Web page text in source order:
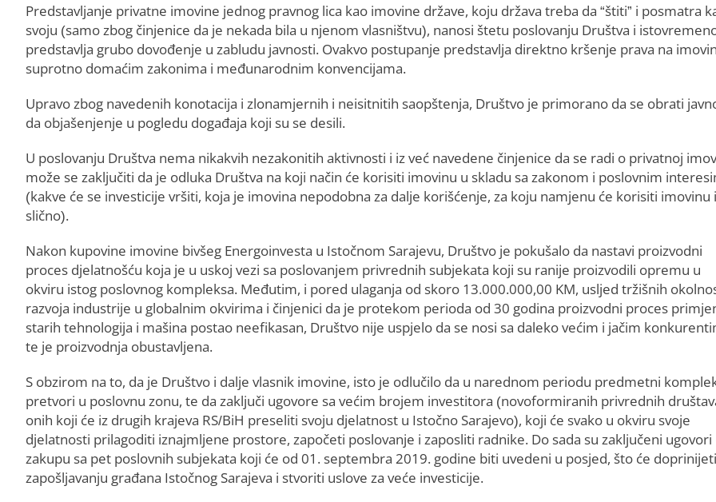
Predstavljanje privatne imovine jednog pravnog lica kao imovine države, koju država treba da “štiti” i posmatra
svoju (samo zbog činjenice da je nekada bila u njenom vlasništvu), nanosi štetu poslovanju Društva i
predstavlja grubo dovođenje u zabludu javnosti. Ovakvo postupanje predstavlja direktno kršenje prava na
suprotno domaćim zakonima i međunarodnim konvencijama.
Upravo zbog navedenih konotacija i zlonamjernih i neisitnitih saopštenja, Društvo je primorano da se obrati
da objašenjenje u pogledu događaja koji su se desili.
U poslovanju Društva nema nikakvih nezakonitih aktivnosti i iz već navedene činjenice da se radi o privatnoj
može se zaključiti da je odluka Društva na koji način će korisiti imovinu u skladu sa zakonom i poslovnim
(kakve će se investicije vršiti, koja je imovina nepodobna za dalje korišćenje, za koju namjenu će korisiti imovinu i
slično).
Nakon kupovine imovine bivšeg Energoinvesta u Istočnom Sarajevu, Društvo je pokušalo da nastavi proizvodni
proces djelatnošću koja je u uskoj vezi sa poslovanjem privrednih subjekata koji su ranije proizvodili opremu u
okviru istog poslovnog kompleksa. Međutim, i pored ulaganja od skoro 13.000.000,00 KM, usljed tržišnih
razvoja industrije u globalnim okvirima i činjenici da je protekom perioda od 30 godina proizvodni proces
starih tehnologija i mašina postao neefikasan, Društvo nije uspjelo da se nosi sa daleko većim i jačim
te je proizvodnja obustavljena.
S obzirom na to, da je Društvo i dalje vlasnik imovine, isto je odlučilo da u narednom periodu predmetni
pretvori u poslovnu zonu, te da zaključi ugovore sa većim brojem investitora (novoformiranih privrednih
onih koji će iz drugih krajeva RS/BiH preseliti svoju djelatnost u Istočno Sarajevo), koji će svako u okviru svoje
djelatnosti prilagoditi iznajmljene prostore, započeti poslovanje i zaposliti radnike. Do sada su zaključeni ugovori
zakupu sa pet poslovnih subjekata koji će od 01. septembra 2019. godine biti uvedeni u posjed, što će doprinijeti
zapošljavanju građana Istočnog Sarajeva i stvoriti uslove za veće investicije.